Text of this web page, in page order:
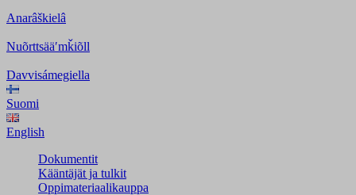
Anarâškielâ
Nuõrttsääʹmǩiõll
Davvisámegiella
Suomi
English
Dokumentit
Kääntäjät ja tulkit
Oppimateriaalikauppa